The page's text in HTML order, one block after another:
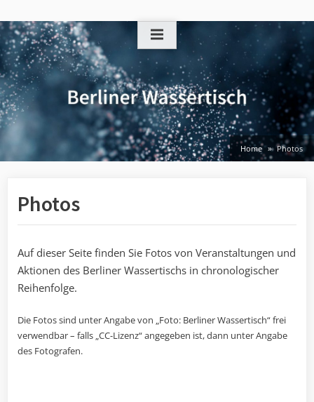
to
content
Home Photos
Photos
Auf dieser Seite finden Sie Fotos von Veranstaltungen und
Aktionen des Berliner Wassertischs in chronologischer
Reihenfolge.
Die Fotos sind unter Angabe von „Foto: Berliner Wassertisch“ frei
verwendbar – falls „CC-Lizenz“ angegeben ist, dann unter Angabe
des Fotografen.